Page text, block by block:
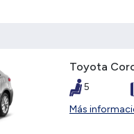
Toyota
5
Más